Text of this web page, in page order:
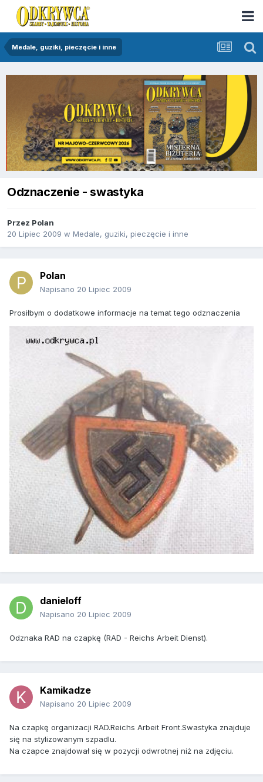
Medale, guziki, pieczęcie i inne
Odznaczenie - swastyka
Przez Polan
20 Lipiec 2009 w Medale, guziki, pieczęcie i inne
Polan
Napisano 20 Lipiec 2009
Prosiłbym o dodatkowe informacje na temat tego odznaczenia
danieloff
Napisano 20 Lipiec 2009
Odznaka RAD na czapkę (RAD - Reichs Arbeit Dienst).
Kamikadze
Napisano 20 Lipiec 2009
Na czapkę organizacji RAD.Reichs Arbeit Front.Swastyka znajduje
się na stylizowanym szpadlu.
Na czapce znajdował się w pozycji odwrotnej niż na zdjęciu.